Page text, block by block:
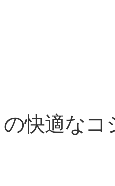
快適な